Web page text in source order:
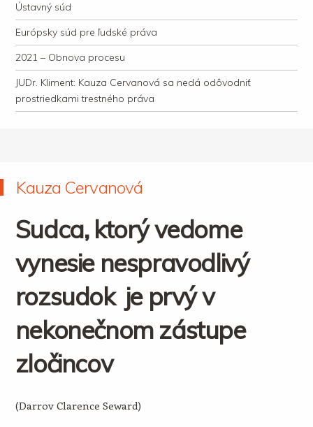
Ústavný súd
Európsky súd pre ľudské práva
2021 – Obnova procesu
JUDr. Kliment: Kauza Cervanová sa nedá odôvodniť
prostriedkami trestného práva
Kauza Cervanová
Sudca, ktorý vedome
vynesie nespravodlivý
rozsudok je prvý v
nekonečnom zástupe
zločincov
(Darrov Clarence Seward)